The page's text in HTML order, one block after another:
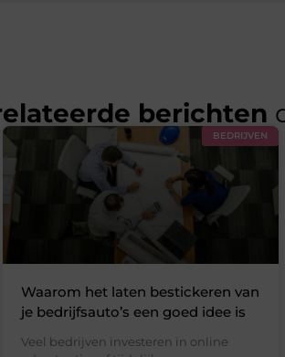
berichten
BEDRIJVEN
Waarom het laten bestickeren van
je bedrijfsauto’s een goed idee is
Veel bedrijven investeren in online